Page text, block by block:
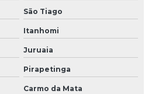
São Tiago
Itanhomi
Juruaia
Pirapetinga
Carmo da Mata